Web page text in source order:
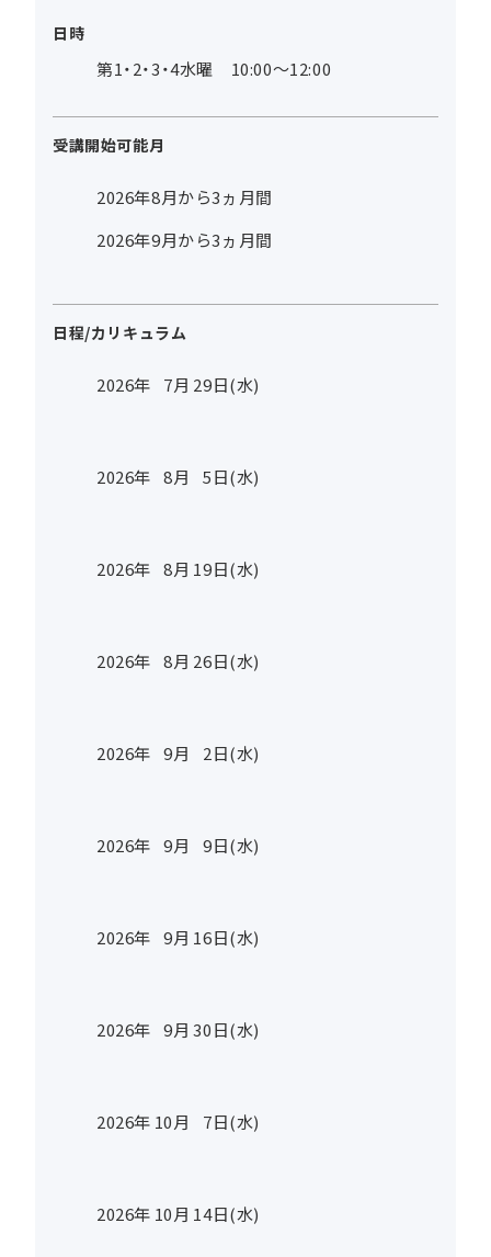
日時
第1・2・3・4水曜 10:00～12:00
受講開始可能月
2026年8月から3ヵ月間
2026年9月から3ヵ月間
日程/カリキュラム
2026年 7月 29日(水)
2026年 8月 5日(水)
2026年 8月 19日(水)
2026年 8月 26日(水)
2026年 9月 2日(水)
2026年 9月 9日(水)
2026年 9月 16日(水)
2026年 9月 30日(水)
2026年 10月 7日(水)
2026年 10月 14日(水)